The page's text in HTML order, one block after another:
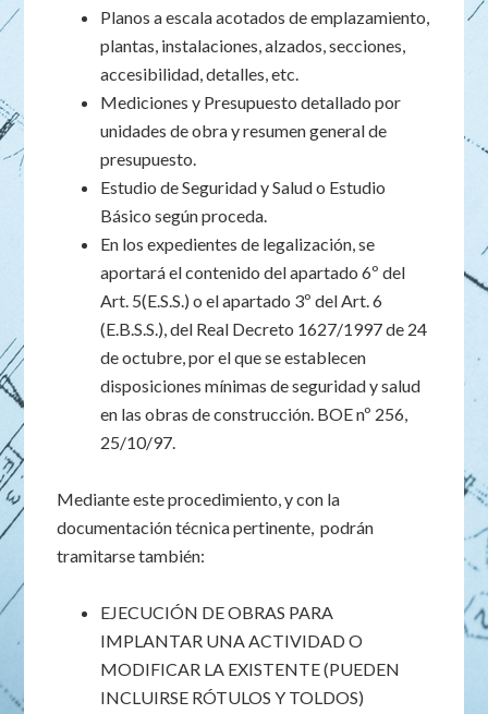
Planos a escala acotados de emplazamiento,
plantas, instalaciones, alzados, secciones,
accesibilidad, detalles, etc.
Mediciones y Presupuesto detallado por
unidades de obra y resumen general de
presupuesto.
Estudio de Seguridad y Salud o Estudio
Básico según proceda.
En los expedientes de legalización, se
aportará el contenido del apartado 6º del
Art. 5(E.S.S.) o el apartado 3º del Art. 6
(E.B.S.S.), del Real Decreto 1627/1997 de 24
de octubre, por el que se establecen
disposiciones mínimas de seguridad y salud
en las obras de construcción. BOE nº 256,
25/10/97.
Mediante este procedimiento, y con la
documentación técnica pertinente, podrán
tramitarse también:
EJECUCIÓN DE OBRAS PARA
IMPLANTAR UNA ACTIVIDAD O
MODIFICAR LA EXISTENTE (PUEDEN
INCLUIRSE RÓTULOS Y TOLDOS)